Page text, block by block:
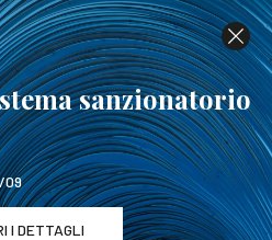
sanzionatorio
09
I DETTAGLI